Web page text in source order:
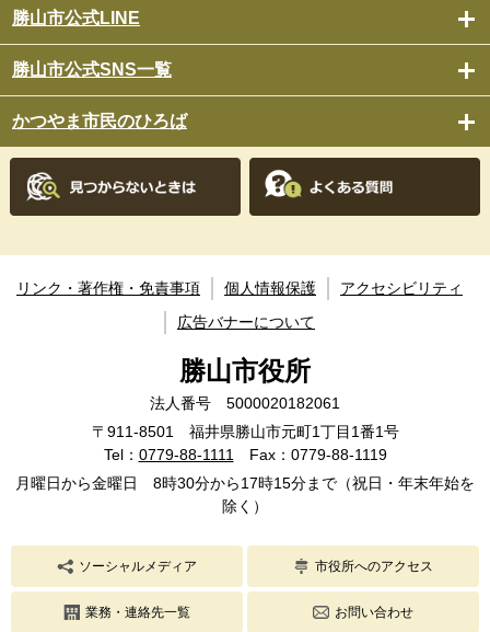
勝山市公式LINE
勝山市公式SNS一覧
かつやま市民のひろば
リンク・著作権・免責事項 個人情報保護
アクセシビリティ
広告バナーについて
勝山市役所
法人番号 5000020182061
〒911-8501 福井県勝山市元町1丁目1番1号
Tel： 0779-88-1111
Fax：0779-88-1119
月曜日から金曜日 8時30分から17時15分まで（祝日・年末年始を
除く）
ソーシャルメディア 市役所へのアクセス
業務・連絡先一覧 お問い合わせ